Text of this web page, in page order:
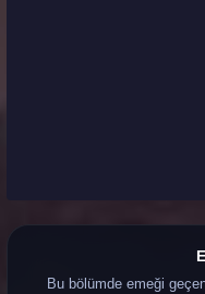
Bu bölümde emeği